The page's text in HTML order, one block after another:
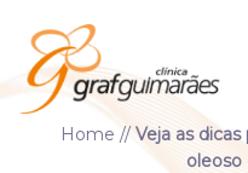
Home //Veja as
oleoso